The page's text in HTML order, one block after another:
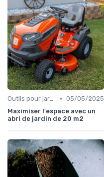
Outils pour jardinage urbain • 05/05/2025
Maximiser l'espace avec un
abri de jardin de 20 m2